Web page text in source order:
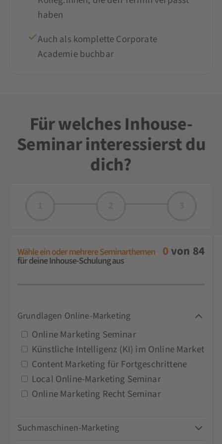
haben
Auch als komplette Corporate
Academie buchbar
Für welches Inhouse-
Seminar interessierst du
dich?
Wähle ein oder mehrere Seminarthemen
für deine Inhouse-Schulung aus
0von 84
Grundlagen Online-Marketing
Online Marketing Seminar
Künstliche Intelligenz (KI) im Online Marketing
Content Marketing für Fortgeschrittene
Local Online-Marketing Seminar
Online Marketing Recht Seminar
Suchmaschinen-Marketing